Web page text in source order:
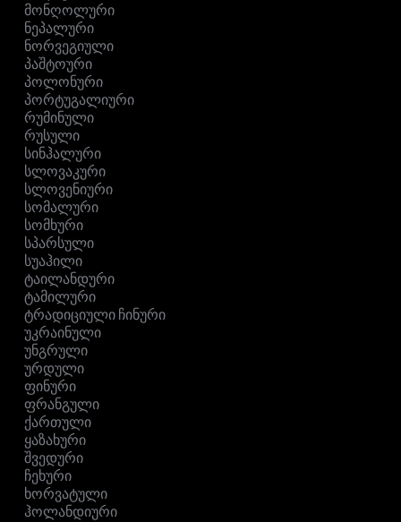
მონღოლური
ნეპალური
ნორვეგიული
პაშტოური
პოლონური
პორტუგალიური
რუმინული
რუსული
სინჰალური
სლოვაკური
სლოვენიური
სომალური
სომხური
სპარსული
სუაჰილი
ტაილანდური
ტამილური
ტრადიციული ჩინური
უკრაინული
უნგრული
ურდული
ფინური
ფრანგული
ქართული
ყაზახური
შვედური
ჩეხური
ხორვატული
ჰოლანდიური